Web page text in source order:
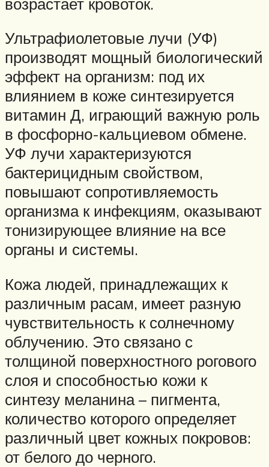
Ультрафиолетовые лучи (УФ)
производят мощный биологический
эффект на организм: под их
влиянием в коже синтезируется
витамин Д, играющий важную роль
в фосфорно-кальциевом обмене.
УФ лучи характеризуются
бактерицидным свойством,
повышают сопротивляемость
организма к инфекциям, оказывают
тонизирующее влияние на все
органы и системы.
Кожа людей, принадлежащих к
различным расам, имеет разную
чувствительность к солнечному
облучению. Это связано с
толщиной поверхностного рогового
слоя и способностью кожи к
синтезу меланина – пигмента,
количество которого определяет
различный цвет кожных покровов:
от белого до черного.